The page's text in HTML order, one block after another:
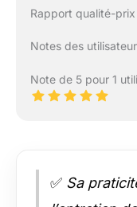
Rapport qualité-prix
Notes des
Note de 5 pour 1
✅ Sa